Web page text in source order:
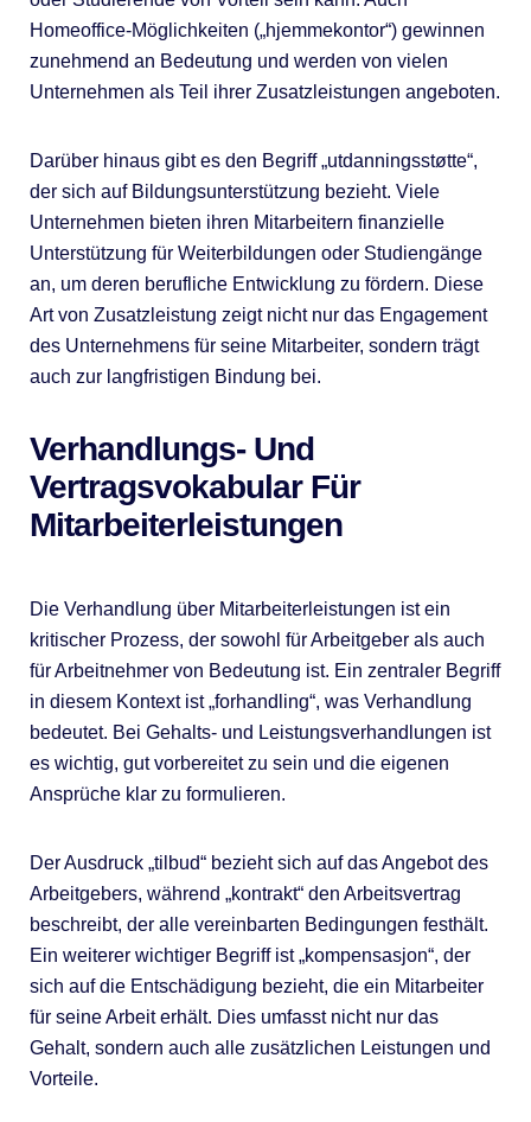
Homeoffice-Möglichkeiten („hjemmekontor“) gewinnen
zunehmend an Bedeutung und werden von vielen
Unternehmen als Teil ihrer Zusatzleistungen angeboten.
Darüber hinaus gibt es den Begriff „utdanningsstøtte“,
der sich auf Bildungsunterstützung bezieht. Viele
Unternehmen bieten ihren Mitarbeitern finanzielle
Unterstützung für Weiterbildungen oder Studiengänge
an, um deren berufliche Entwicklung zu fördern. Diese
Art von Zusatzleistung zeigt nicht nur das Engagement
des Unternehmens für seine Mitarbeiter, sondern trägt
auch zur langfristigen Bindung bei.
Verhandlungs- Und
Vertragsvokabular Für
Mitarbeiterleistungen
Die Verhandlung über Mitarbeiterleistungen ist ein
kritischer Prozess, der sowohl für Arbeitgeber als auch
für Arbeitnehmer von Bedeutung ist. Ein zentraler Begriff
in diesem Kontext ist „forhandling“, was Verhandlung
bedeutet. Bei Gehalts- und Leistungsverhandlungen ist
es wichtig, gut vorbereitet zu sein und die eigenen
Ansprüche klar zu formulieren.
Der Ausdruck „tilbud“ bezieht sich auf das Angebot des
Arbeitgebers, während „kontrakt“ den Arbeitsvertrag
beschreibt, der alle vereinbarten Bedingungen festhält.
Ein weiterer wichtiger Begriff ist „kompensasjon“, der
sich auf die Entschädigung bezieht, die ein Mitarbeiter
für seine Arbeit erhält. Dies umfasst nicht nur das
Gehalt, sondern auch alle zusätzlichen Leistungen und
Vorteile.